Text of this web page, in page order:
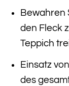
Bewahren
den Fleck
Teppich
Einsatz
des